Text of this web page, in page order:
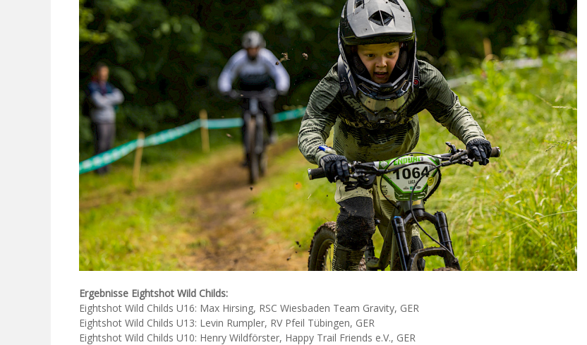
Ergebnisse Eightshot Wild Childs:
Eightshot Wild Childs U16: Max Hirsing, RSC Wiesbaden Team Gravity, GER
Eightshot Wild Childs U13: Levin Rumpler, RV Pfeil Tübingen, GER
Eightshot Wild Childs U10: Henry Wildförster, Happy Trail Friends e.V., GER